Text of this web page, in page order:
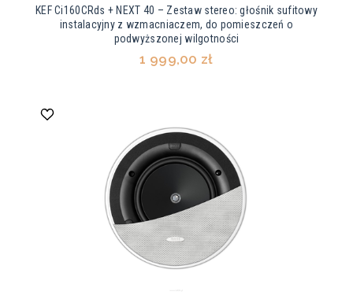
KEF Ci160CRds + NEXT 40 – Zestaw stereo: głośnik sufitowy
instalacyjny z wzmacniaczem, do pomieszczeń o
podwyższonej wilgotności
1 999,00 zł